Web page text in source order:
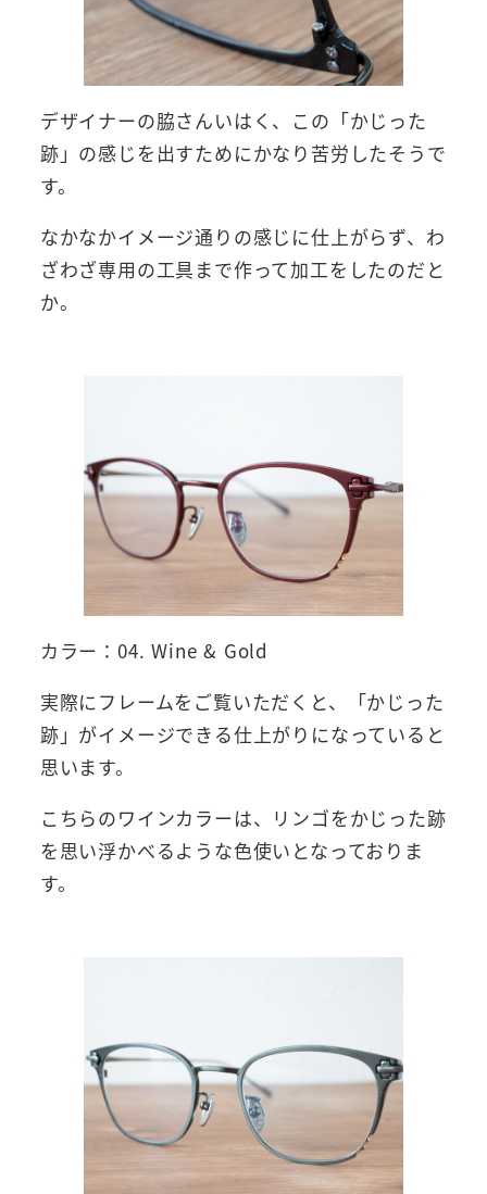
デザイナーの脇さんいはく、この「かじった
跡」の感じを出すためにかなり苦労したそうで
す。
なかなかイメージ通りの感じに仕上がらず、わ
ざわざ専用の工具まで作って加工をしたのだと
か。
カラー：04. Wine & Gold
実際にフレームをご覧いただくと、「かじった
跡」がイメージできる仕上がりになっていると
思います。
こちらのワインカラーは、リンゴをかじった跡
を思い浮かべるような色使いとなっておりま
す。